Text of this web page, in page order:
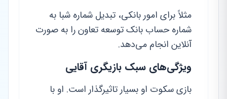
مثلاً برای امور بانکی، تبدیل شماره شبا به
شماره حساب بانک توسعه تعاون را به صورت
آنلاین انجام می‌دهد.
ویژگی‌های سبک بازیگری آقایی
بازی سکوت او بسیار تاثیرگذار است. او با